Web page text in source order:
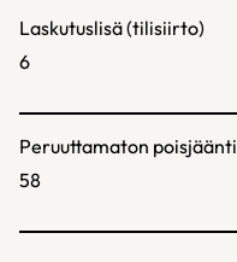
Laskutuslisä (tilisiirto)
6
Peruuttamaton poisjäänti
58